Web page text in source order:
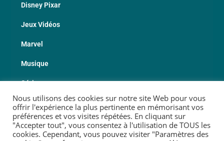
Disney Pixar
Jeux Vidéos
Marvel
Musique
Série
Sport
Les Fabricants
Nous utilisons des cookies sur notre site Web pour vous
offrir l'expérience la plus pertinente en mémorisant vos
préférences et vos visites répétées. En cliquant sur
"Accepter tout", vous consentez à l'utilisation de TOUS les
cookies. Cependant, vous pouvez visiter "Paramètres des